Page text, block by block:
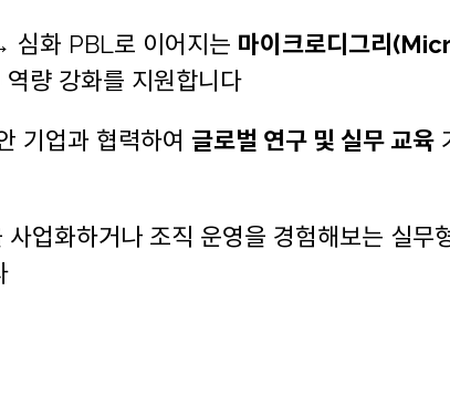
심화 PBL로 이어지는 마이크로디그리
량 강화를 지원합니다
기업과 협력하여 글로벌 연구 및 실무 교육
업화하거나 조직 운영을 경험해보는 실무